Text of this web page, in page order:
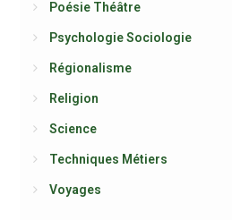
Poésie Théâtre
Psychologie Sociologie
Régionalisme
Religion
Science
Techniques Métiers
Voyages